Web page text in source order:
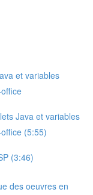
et variables
Java et variables
(5:55)
(3:46)
des oeuvres en